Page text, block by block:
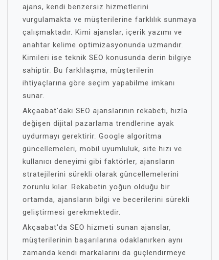
ajans, kendi benzersiz hizmetlerini
vurgulamakta ve müşterilerine farklılık sunmaya
çalışmaktadır. Kimi ajanslar, içerik yazımı ve
anahtar kelime optimizasyonunda uzmandır.
Kimileri ise teknik SEO konusunda derin bilgiye
sahiptir. Bu farklılaşma, müşterilerin
ihtiyaçlarına göre seçim yapabilme imkanı
sunar.
Akçaabat'daki SEO ajanslarının rekabeti, hızla
değişen dijital pazarlama trendlerine ayak
uydurmayı gerektirir. Google algoritma
güncellemeleri, mobil uyumluluk, site hızı ve
kullanıcı deneyimi gibi faktörler, ajansların
stratejilerini sürekli olarak güncellemelerini
zorunlu kılar. Rekabetin yoğun olduğu bir
ortamda, ajansların bilgi ve becerilerini sürekli
geliştirmesi gerekmektedir.
Akçaabat'da SEO hizmeti sunan ajanslar,
müşterilerinin başarılarına odaklanırken aynı
zamanda kendi markalarını da güçlendirmeye